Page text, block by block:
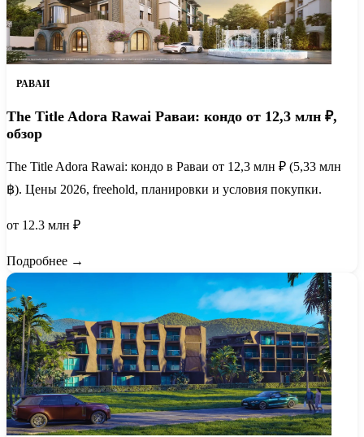
РАВАИ
The Title Adora Rawai Раваи: кондо от 12,3 млн ₽,
обзор
The Title Adora Rawai: кондо в Раваи от 12,3 млн ₽ (5,33 млн
฿). Цены 2026, freehold, планировки и условия покупки.
от 12.3 млн ₽
Подробнее →